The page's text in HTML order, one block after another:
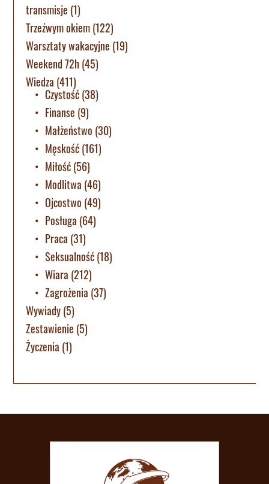
transmisje (1)
Trzeźwym okiem(122)
Warsztaty wakacyjne (19)
Weekend 72h(45)
Wiedza (411)
Czystość(38)
Finanse (9)
Małżeństwo (30)
Męskość(161)
Miłość(56)
Modlitwa (46)
Ojcostwo (49)
Posługa (64)
Praca (31)
Seksualność(18)
Wiara (212)
Zagrożenia (37)
Wywiady(5)
Zestawienie (5)
Życzenia (1)